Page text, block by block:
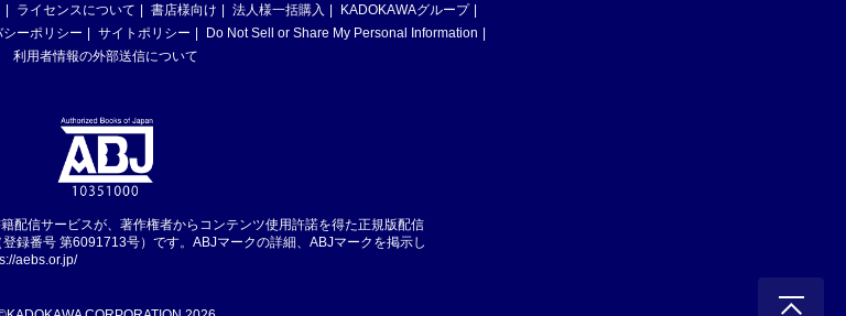
ライセンスについて 書店様向け 法人様一括購入
KADOKAWAグループ
シーポリシー サイトポリシー
Do Not Sell or Share My Personal Information
利用者情報の外部送信について
配信サービスが、著作権者からコンテンツ使用許諾を得た正規版配信
録番号 第6091713号）です。ABJマークの詳細、ABJマークを掲示し
aebs.or.jp/